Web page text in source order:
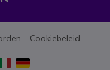
Cookiebeleid